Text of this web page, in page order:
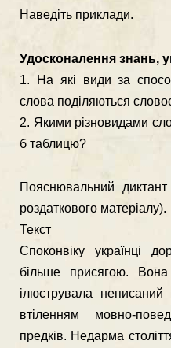
Наведіть приклади.
Удосконалення знань,
1. На які види за
слова поділяються
2. Якими різновидами
б таблицю?
Пояснювальний
роздаткового матеріалу).
Текст
Споконвіку українці
більше присягою.
ілюструвала
втіленням мовно-
предків. Недарма